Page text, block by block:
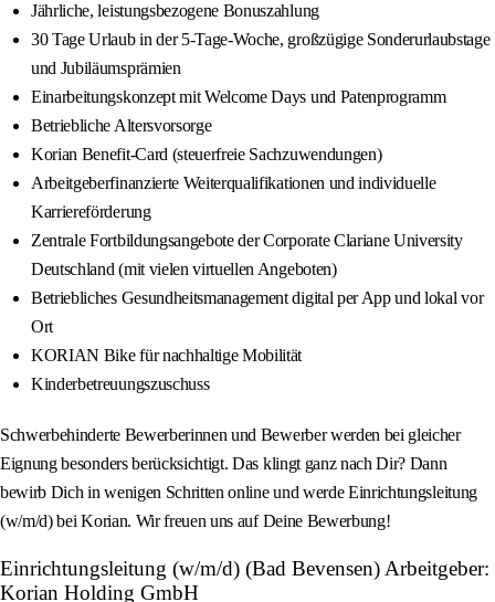
Jährliche, leistungsbezogene Bonuszahlung
30 Tage Urlaub in der 5-Tage-Woche, großzügige Sonderurlaubstage
und Jubiläumsprämien
Einarbeitungskonzept mit Welcome Days und Patenprogramm
Betriebliche Altersvorsorge
Korian Benefit-Card (steuerfreie Sachzuwendungen)
Arbeitgeberfinanzierte Weiterqualifikationen und individuelle
Karriereförderung
Zentrale Fortbildungsangebote der Corporate Clariane University
Deutschland (mit vielen virtuellen Angeboten)
Betriebliches Gesundheitsmanagement digital per App und lokal vor
Ort
KORIAN Bike für nachhaltige Mobilität
Kinderbetreuungszuschuss
Schwerbehinderte Bewerberinnen und Bewerber werden bei gleicher
Eignung besonders berücksichtigt. Das klingt ganz nach Dir? Dann
bewirb Dich in wenigen Schritten online und werde Einrichtungsleitung
(w/m/d) bei Korian. Wir freuen uns auf Deine Bewerbung!
Einrichtungsleitung (w/m/d) (Bad Bevensen) Arbeitgeber:
Korian Holding GmbH